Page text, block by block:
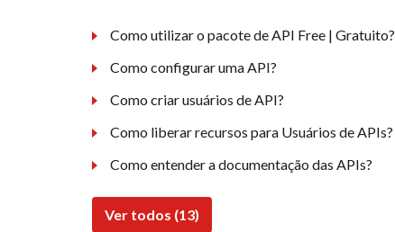
Como utilizar o pacote de API Free | Gratuito?
Como configurar uma API?
Como criar usuários de API?
Como liberar recursos para Usuários de APIs?
Como entender a documentação das APIs?
Ver todos (13)